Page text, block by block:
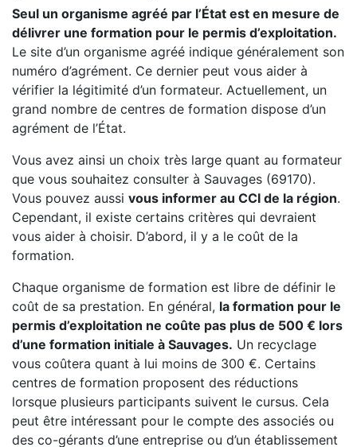
Seul un organisme agréé par l’État est en mesure de
délivrer une formation pour le permis d’exploitation.
Le site d’un organisme agréé indique généralement son
numéro d’agrément. Ce dernier peut vous aider à
vérifier la légitimité d’un formateur. Actuellement, un
grand nombre de centres de formation dispose d’un
agrément de l’État.
Vous avez ainsi un choix très large quant au formateur
que vous souhaitez consulter à Sauvages (69170).
Vous pouvez aussi vous informer au CCI de la région.
Cependant, il existe certains critères qui devraient
vous aider à choisir. D’abord, il y a le coût de la
formation.
Chaque organisme de formation est libre de définir le
coût de sa prestation. En général, la formation pour le
permis d’exploitation ne coûte pas plus de 500 € lors
d’une formation initiale à Sauvages. Un recyclage
vous coûtera quant à lui moins de 300 €. Certains
centres de formation proposent des réductions
lorsque plusieurs participants suivent le cursus. Cela
peut être intéressant pour le compte des associés ou
des co-gérants d’une entreprise ou d’un établissement